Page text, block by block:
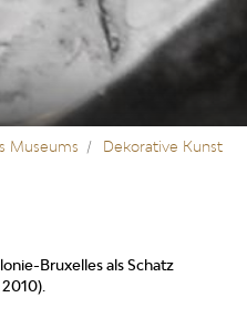
Museums
Dekorative Kunst
Bruxelles als Schatz